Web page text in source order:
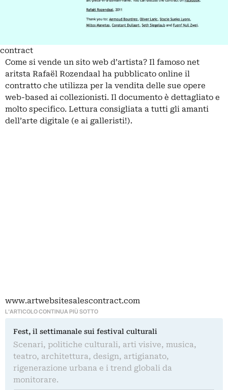
contract
Come si vende un sito web d’artista? Il famoso net
aritsta Rafaël Rozendaal ha pubblicato online il
contratto che utilizza per la vendita delle sue opere
web-based ai collezionisti. Il documento è dettagliato e
molto specifico. Lettura consigliata a tutti gli amanti
dell’arte digitale (e ai galleristi!).
www.artwebsitesalescontract.com
L'ARTICOLO CONTINUA PIÙ SOTTO
Fest, il settimanale sui festival culturali
Scenari, politiche culturali, arti visive, musica,
teatro, architettura, design, artigianato,
rigenerazione urbana e i trend globali da
monitorare.